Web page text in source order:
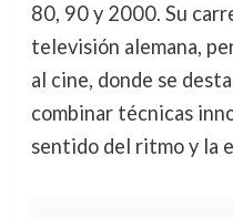
80, 90 y 2000. Su
televisión alemana,
al cine, donde se
combinar técnicas
sentido del ritmo y la